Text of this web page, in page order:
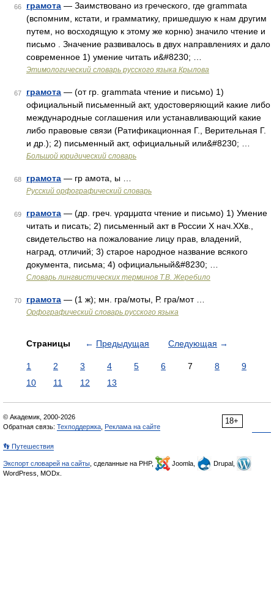
66 грамота — Заимствовано из греческого, где grammata
(вспомним, кстати, и грамматику, пришедшую к нам другим
путем, но восходящую к этому же корню) значило чтение и
письмо . Значение развивалось в двух направлениях и дало
современное 1) умение читать и&#8230; …
Этимологический словарь русского языка Крылова
67 грамота — (от гр. grammata чтение и письмо) 1)
официальный письменный акт, удостоверяющий какие либо
международные соглашения или устанавливающий какие
либо правовые связи (Ратификационная Г., Верительная Г.
и др.); 2) письменный акт, официальный или&#8230; …
Большой юридический словарь
68 грамота — гр амота, ы …
Русский орфографический словарь
69 грамота — (др. греч. γραμματα чтение и письмо) 1) Умение
читать и писать; 2) письменный акт в России X нач.XXв.,
свидетельство на пожалование лицу прав, владений,
наград, отличий; 3) старое народное название всякого
документа, письма; 4) официальный&#8230; …
Словарь лингвистических терминов Т.В. Жеребило
70 грамота — (1 ж); мн. гра/моты, Р. гра/мот …
Орфографический словарь русского языка
Страницы ← Предыдущая Следующая →
1 2 3 4 5 6 7 8
9
10
11 12 13
18+
© Академик, 2000-2026
Обратная связь: Техподдержка Реклама на сайте
👣 Путешествия
Экспорт словарей на сайты , сделанные на PHP, Joomla,
Drupal,
WordPress, MODx.